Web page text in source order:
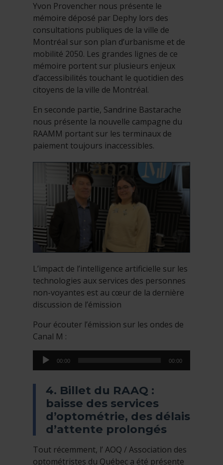
Yvon Provencher nous présente le
mémoire déposé par Dephy lors des
consultations publiques de la ville de
Montréal sur son plan d’urbanisme et de
mobilité 2050. Les grandes lignes de ce
mémoire portent sur plusieurs enjeux
d’accessibilités touchant le quotidien des
citoyens de la ville de Montréal.
En seconde partie, Sandrine Bastarache
nous présente la nouvelle campagne du
RAAMM portant sur les terminaux de
paiement toujours inaccessibles.
L’impact de l’intelligence artificielle sur les
technologies aux services des personnes
non-voyantes est au cœur de la dernière
discussion de l’émission
Pour écouter l’émission sur les ondes de
Canal M :
Lecteur
audio
00:00 00:00
4. Billet du RAAQ :
baisse des services
d’optométrie, des délais
d’attente prolongés
Tout récemment, l’ AOQ / Association des
optométristes du Québec a été présente